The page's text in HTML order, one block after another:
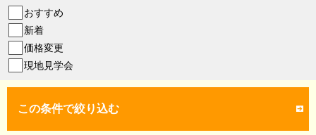
おすすめ
新着
価格変更
現地見学会
この条件で絞り込む